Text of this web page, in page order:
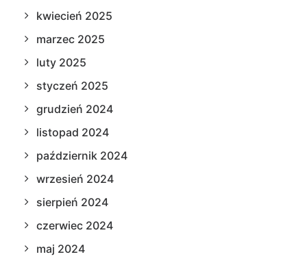
kwiecień 2025
marzec 2025
luty 2025
styczeń 2025
grudzień 2024
listopad 2024
październik 2024
wrzesień 2024
sierpień 2024
czerwiec 2024
maj 2024